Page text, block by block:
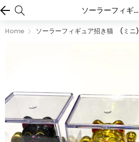
ソーラーフィギュア招き猫 (ミニ)
Home ソーラーフィギュア招き猫 (ミニ)